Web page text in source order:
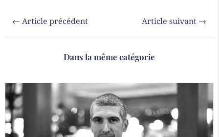
← Article précédent Article suivant →
Dans la même catégorie